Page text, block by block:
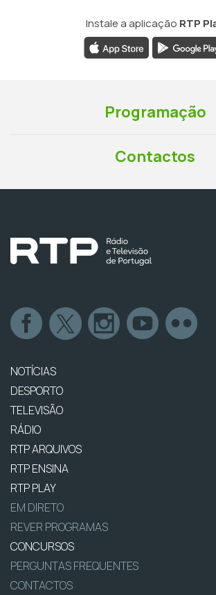
Instale a aplicação RTP
Programação
Contactos
NOTÍCIAS
DESPORTO
TELEVISÃO
RÁDIO
RTP ARQUIVOS
RTP ENSINA
RTP PLAY
EM DIRETO
REVER PROGRAMAS
CONCURSOS
PERGUNTAS FREQUENTES
CONTACTOS